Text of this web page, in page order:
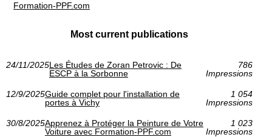
Formation-PPF.com
Most current publications
24/11/2025Les Études de Zoran Petrovic : De
ESCP à la Sorbonne
786
Impressions
12/9/2025Guide complet pour l'installation de
portes à Vichy
1 054
Impressions
30/8/2025Apprenez à Protéger la Peinture de Votre
Voiture avec Formation-PPF.com
1 023
Impressions